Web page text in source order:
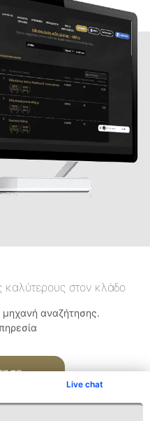
Live chat
καλύτερους στον κλάδο
μηχανή αναζήτησης.